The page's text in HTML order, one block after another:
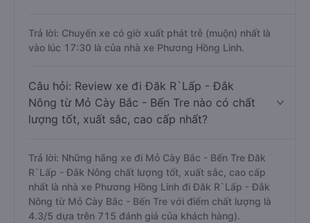
Trả lời: Chuyến xe có giờ xuất phát trễ (muộn) nhất là
vào lúc 17:30 là của nhà xe Phương Hồng Linh.
Câu hỏi: Review xe đi Đăk R`Lấp - Đắk
Nông từ Mỏ Cày Bắc - Bến Tre nào có chất
lượng tốt, xuất sắc, cao cấp nhất?
Trả lời: Những hãng xe đi Mỏ Cày Bắc - Bến Tre Đăk
R`Lấp - Đắk Nông chất lượng tốt, xuất sắc, cao cấp
nhất là nhà xe Phương Hồng Linh đi Đăk R`Lấp - Đắk
Nông từ Mỏ Cày Bắc - Bến Tre với điểm chất lượng là
4.3/5 dựa trên 715 đánh giá của khách hàng).